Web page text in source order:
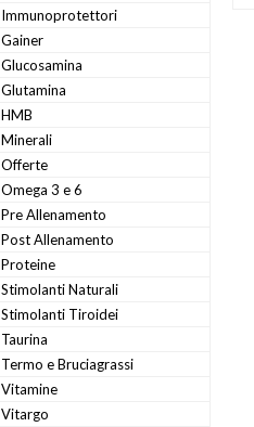
Immunoprotettori
Gainer
Glucosamina
Glutamina
HMB
Minerali
Offerte
Omega 3 e 6
Pre Allenamento
Post Allenamento
Proteine
Stimolanti Naturali
Stimolanti Tiroidei
Taurina
Termo e Bruciagrassi
Vitamine
Vitargo